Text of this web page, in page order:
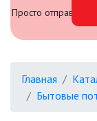
Просто отправьте
Главная
Бытовые